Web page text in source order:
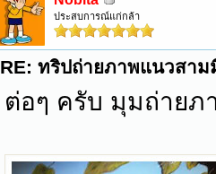
ประสบการณ์แก่กล้า
RE: ทริปถ่ายภาพแนวสา
ต่อๆ ครับ มุมถ่ายภ